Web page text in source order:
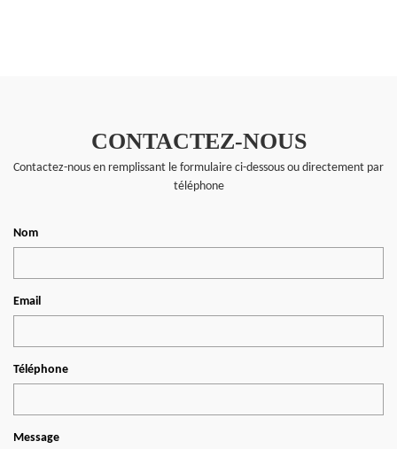
CONTACTEZ-NOUS
Contactez-nous en remplissant le formulaire ci-dessous ou directement par
téléphone
Nom
Email
Téléphone
Message